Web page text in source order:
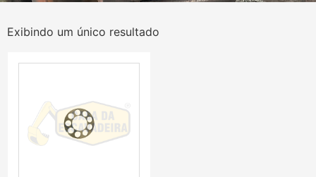
Exibindo um único resultado